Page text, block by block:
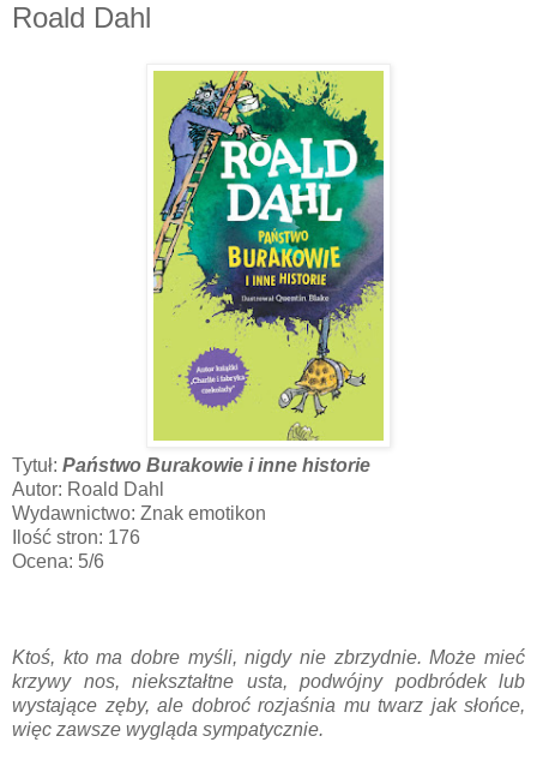
Roald Dahl
Tytuł: Państwo Burakowie i inne historie
Autor: Roald Dahl
Wydawnictwo: Znak emotikon
Ilość stron: 176
Ocena: 5/6
Ktoś, kto ma dobre myśli, nigdy nie zbrzydnie. Może mieć
krzywy nos, niekształtne usta, podwójny podbródek lub
wystające zęby, ale dobroć rozjaśnia mu twarz jak słońce,
więc zawsze wygląda sympatycznie.